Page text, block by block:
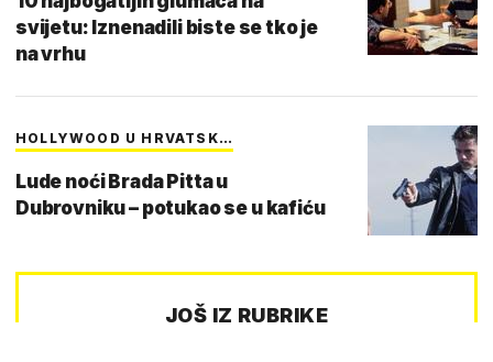
svijetu: Iznenadili biste se tko je
na vrhu
HOLLYWOOD U HRVATSK…
Lude noći Brada Pitta u
Dubrovniku – potukao se u kafiću
JOŠ IZ RUBRIKE